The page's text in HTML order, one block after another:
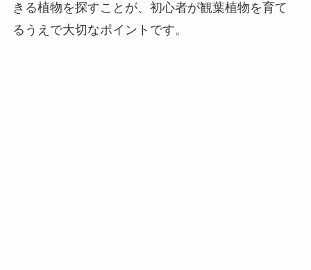
きる植物を探すことが、初心者が観葉植物を育て
るうえで大切なポイントです。